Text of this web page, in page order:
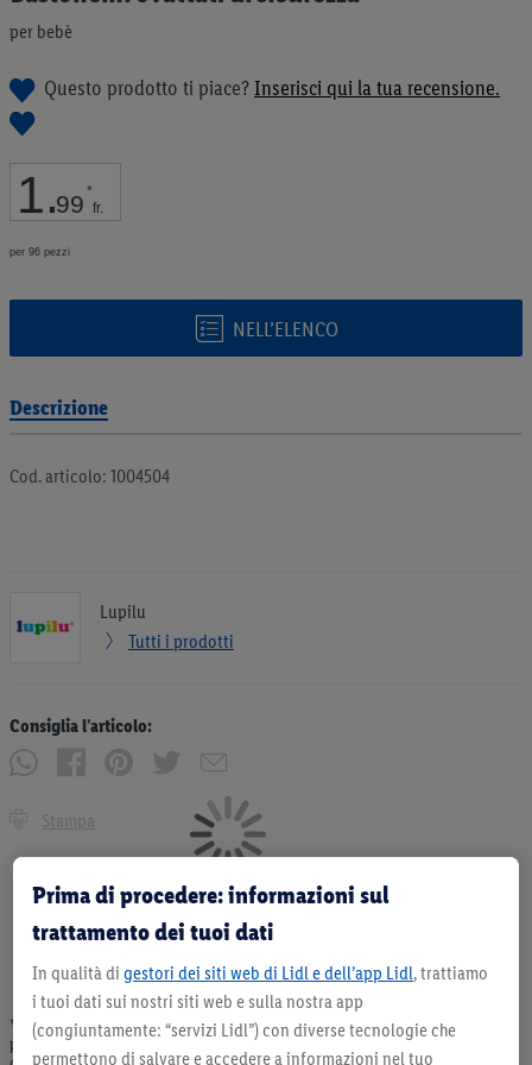
per bebè
Questo prodotto ti piace?Inserisci qui la tua recensione.
1.99 *
fr.
per 96 pezzi
NELL’ELENCO
di
Descrizione
Cod. articolo: 1004504
Lupilu
Tutti i prodotti
Consiglia l’articolo:
Stampa
* Offerta valida fino ad esaurimento scorte. Tutti i prezzi senza decorazioni. I
prodotti qui reclamizzati, soprattutto quelli non-food, non fanno sempre parte
Prima di procedere: informazioni sul
trattamento dei tuoi dati
In qualità di gestori dei siti web di Lidl e dell’app Lidl, trattiamo
i tuoi dati sui nostri siti web e sulla nostra app
(congiuntamente: “servizi Lidl”) con diverse tecnologie che
permettono di salvare e accedere a informazioni nel tuo